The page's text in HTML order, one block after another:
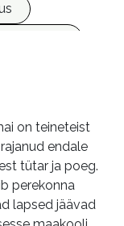
on teineteist
endale
tütar ja poeg.
perekonna
lapsed jäävad